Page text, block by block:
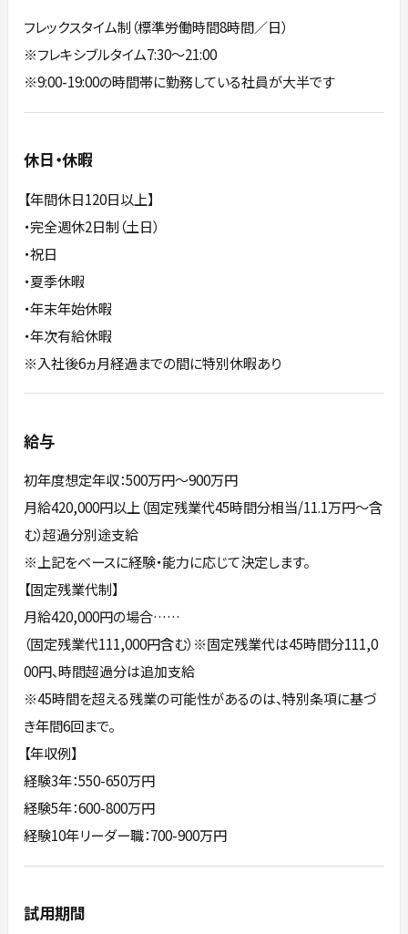
フレックスタイム制（標準労働時間8時間／日）
※フレキシブルタイム7:30～21:00
※9:00-19:00の時間帯に勤務している社員が大半です
休日・休暇
【年間休日120日以上】
・完全週休2日制（土日）
・祝日
・夏季休暇
・年末年始休暇
・年次有給休暇
※入社後6ヵ月経過までの間に特別休暇あり
給与
初年度想定年収：500万円〜900万円
月給420,000円以上（固定残業代45時間分相当/11.1万円～含
む）超過分別途支給
※上記をベースに経験・能力に応じて決定します。
【固定残業代制】
月給420,000円の場合……
（固定残業代111,000円含む）※固定残業代は45時間分111,0
00円、時間超過分は追加支給
※45時間を超える残業の可能性があるのは、特別条項に基づ
き年間6回まで。
【年収例】
経験3年：550-650万円
経験5年：600-800万円
経験10年リーダー職：700-900万円
試用期間